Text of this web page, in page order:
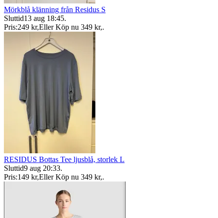
Mörkblå klänning från Residus S
Sluttid13 aug 18:45.
Pris:249 kr,Eller Köp nu 349 kr,.
RESIDUS Bottas Tee ljusblå, storlek L
Sluttid9 aug 20:33.
Pris:149 kr,Eller Köp nu 349 kr,.